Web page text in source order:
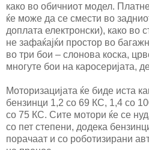
како во обичниот модел.
ќе може да се смести во
доплата електронски), како во
не зафаќајќи простор во
во три бои – слонова коска,
многуте бои на каросеријата,
Моторизацијата ќе биде иста
бензинци 1,2 со 69 КС, 1,4 со
со 75 КС. Сите мотори ќе се
со пет степени, додека
порачаат и со роботизирани